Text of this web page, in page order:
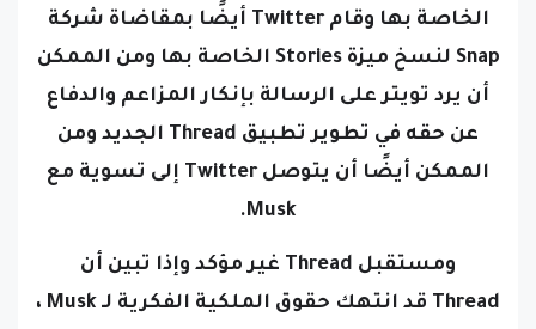
الخاصة بها وقام Twitter أيضًا بمقاضاة شركة
Snap لنسخ ميزة Stories الخاصة بها
ومن الممكن
أن يرد تويتر على الرسالة بإنكار المزاعم والدفاع
عن حقه في تطوير تطبيق Thread الجديد
ومن
الممكن أيضًا أن يتوصل Twitter إلى تسوية مع
Musk.
ومستقبل Thread غير مؤكد وإذا تبين أن
Thread قد انتهك حقوق الملكية الفكرية لـ Musk ،